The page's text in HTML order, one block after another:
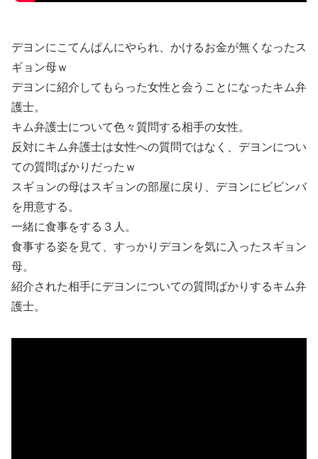
デヨンにこてんぱんにやられ、かけるお金が無くなったス
ギョン母ｗ
デヨンに紹介してもらった女性と会うことになったキム弁
護士。
キム弁護士について色々質問する相手の女性。
反対にキム弁護士は女性への質問ではなく、デヨンについ
ての質問ばかりだったｗ
スギョンの母はスギョンの部屋に戻り、デヨンにビビンバ
を用意する。
一緒に食事をする３人。
食事する姿を見て、すっかりデヨンを気に入ったスギョン
母。
紹介された相手にデヨンについての質問ばかりするキム弁
護士。